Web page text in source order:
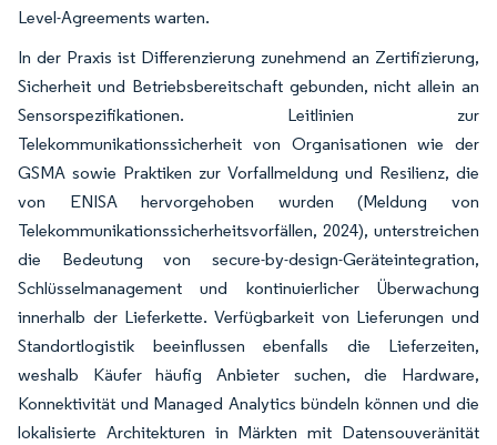
Level-Agreements warten.
In der Praxis ist Differenzierung zunehmend an Zertifizierung,
Sicherheit und Betriebsbereitschaft gebunden, nicht allein an
Sensorspezifikationen. Leitlinien zur
Telekommunikationssicherheit von Organisationen wie der
GSMA sowie Praktiken zur Vorfallmeldung und Resilienz, die
von ENISA hervorgehoben wurden (Meldung von
Telekommunikationssicherheitsvorfällen, 2024), unterstreichen
die Bedeutung von secure-by-design-Geräteintegration,
Schlüsselmanagement und kontinuierlicher Überwachung
innerhalb der Lieferkette. Verfügbarkeit von Lieferungen und
Standortlogistik beeinflussen ebenfalls die Lieferzeiten,
weshalb Käufer häufig Anbieter suchen, die Hardware,
Konnektivität und Managed Analytics bündeln können und die
lokalisierte Architekturen in Märkten mit Datensouveränität